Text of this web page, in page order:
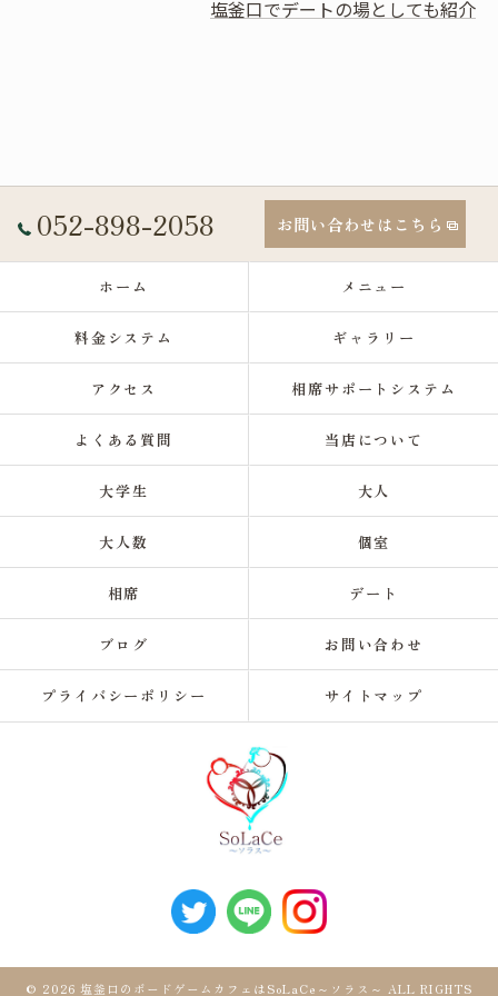
塩釜口でデートの場としても紹介
052-898-2058 お問い合わせはこちら
ホーム メニュー
料金システム ギャラリー
アクセス 相席サポートシステム
よくある質問 当店について
大学生 大人
大人数 個室
相席 デート
ブログ お問い合わせ
プライバシーポリシー サイトマップ
© 2026 塩釜口のボードゲームカフェはSoLaCe～ソラス～ ALL RIGHTS